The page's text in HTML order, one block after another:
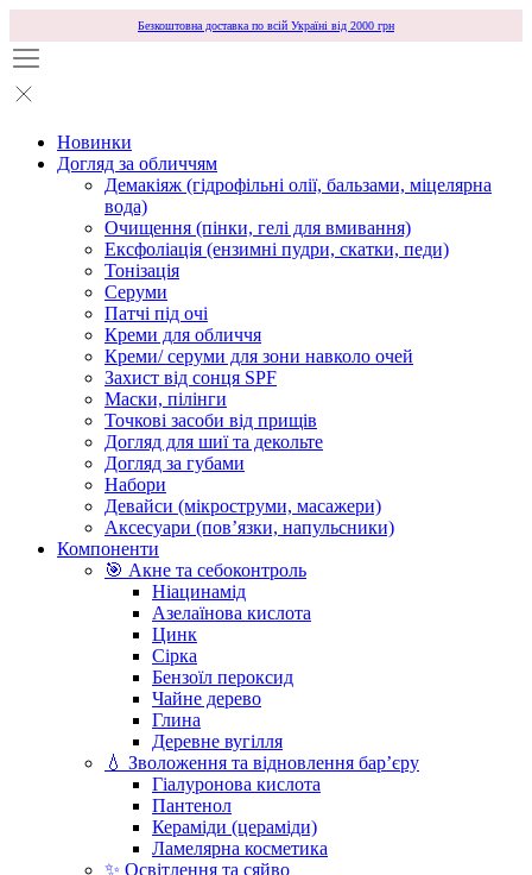
Безкоштовна доставка по всій Україні від 2000 грн
Новинки
Догляд за обличчям
Демакіяж (гідрофільні олії, бальзами, міцелярна
вода)
Очищення (пінки, гелі для вмивання)
Ексфоліація (ензимні пудри, скатки, педи)
Тонізація
Серуми
Патчі під очі
Креми для обличчя
Креми/ серуми для зони навколо очей
Захист від сонця SPF
Маски, пілінги
Точкові засоби від прищів
Догляд для шиї та декольте
Догляд за губами
Набори
Девайси (мікроструми, масажери)
Аксесуари (повʼязки, напульсники)
Компоненти
🎯 Акне та себоконтроль
Ніацинамід
Азелаїнова кислота
Цинк
Сірка
Бензоїл пероксид
Чайне дерево
Глина
Деревне вугілля
💧 Зволоження та відновлення бар’єру
Гіалуронова кислота
Пантенол
Кераміди (цераміди)
Ламелярна косметика
✨ Освітлення та сяйво